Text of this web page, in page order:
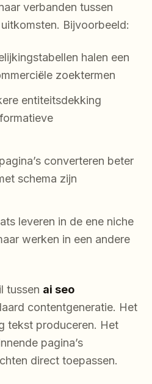
verbanden tussen
Bijvoorbeeld:
halen een
zoektermen
entiteitsdekking
converteren beter
schema zijn
leveren in de ene niche
werken in een andere
tussen ai seo
contentgeneratie. Het
tekst produceren. Het
pagina’s
direct toepassen.